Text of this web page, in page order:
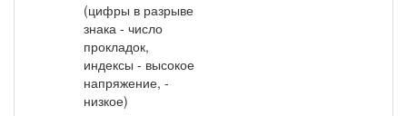
(цифры в разрыве
знака - число
прокладок,
индексы - высокое
напряжение, -
низкое)